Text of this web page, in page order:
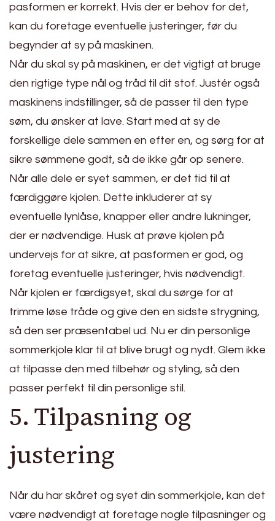
pasformen er korrekt. Hvis der er behov for det,
kan du foretage eventuelle justeringer, før du
begynder at sy på maskinen.
Når du skal sy på maskinen, er det vigtigt at bruge
den rigtige type nål og tråd til dit stof. Justér også
maskinens indstillinger, så de passer til den type
søm, du ønsker at lave. Start med at sy de
forskellige dele sammen en efter en, og sørg for at
sikre sømmene godt, så de ikke går op senere.
Når alle dele er syet sammen, er det tid til at
færdiggøre kjolen. Dette inkluderer at sy
eventuelle lynlåse, knapper eller andre lukninger,
der er nødvendige. Husk at prøve kjolen på
undervejs for at sikre, at pasformen er god, og
foretag eventuelle justeringer, hvis nødvendigt.
Når kjolen er færdigsyet, skal du sørge for at
trimme løse tråde og give den en sidste strygning,
så den ser præsentabel ud. Nu er din personlige
sommerkjole klar til at blive brugt og nydt. Glem ikke
at tilpasse den med tilbehør og styling, så den
passer perfekt til din personlige stil.
5. Tilpasning og
justering
Når du har skåret og syet din sommerkjole, kan det
være nødvendigt at foretage nogle tilpasninger og